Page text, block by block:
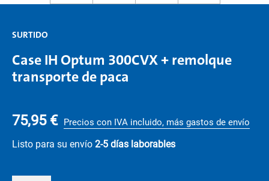
SURTIDO
Case IH Optum 300CVX + remolque
transporte de paca
75,95 € Precios con IVA incluido, más gastos de envío
Listo para su envío 2-5 días laborables